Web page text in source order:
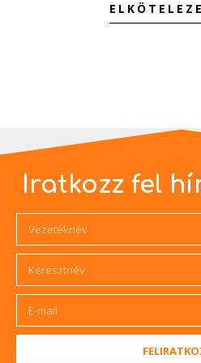
Iratkozz fel